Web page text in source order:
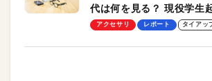
代は何を見る？ 現役学生
授による体験会レポート【
アクセサリ レポート タイアッ